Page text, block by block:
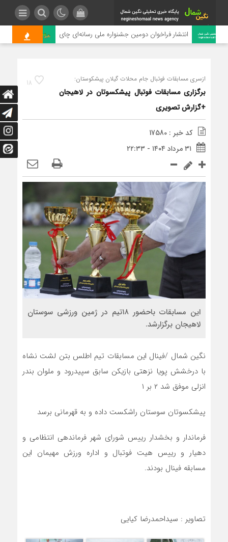
انتشار فراخوان دومین جشنواره ملی رسانه‌ای چای
18 ازسری مسابقات فوتبال جام محلات گیلان پیشکوستان:
برگزاری مسابقات فوتبال پیشکسوتان در لاهیجان
+گزارش تصویری
کد خبر : 17580
۳۱ مرداد ۱۴۰۴ - ۲۲:۳۳
این مسابقات باحضور ۱۸تیم در ژمین ورزشی سوستان
لاهیجان برگزارشد.
نگین شمال /فینال این مسابقات تیم اطلس بتن لشت نشاه
با درخشش پویا نزهتی بازیکن سابق سپیدرود و ملوان بندر
انزلی موفق شد ۲ بر ۱
پیشکسوتان سوستان راشکست داده و به قهرمانی برسد
فرماندار و بخشدار رییس شورای شهر فرماندهی انتظامی و
دهیار و رییس هیت فوتبال و اداره ورزش مهیمان این
مسابقه فینال بودند.
تصاویر : سیداحمدرضا کیایی